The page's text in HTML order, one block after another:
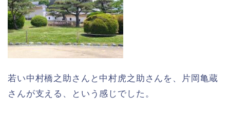
若い中村橋之助さんと中村虎之助さんを、片岡亀蔵
さんが支える、という感じでした。